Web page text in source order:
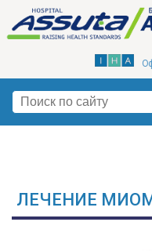
поиск
ЛЕЧЕНИЕ